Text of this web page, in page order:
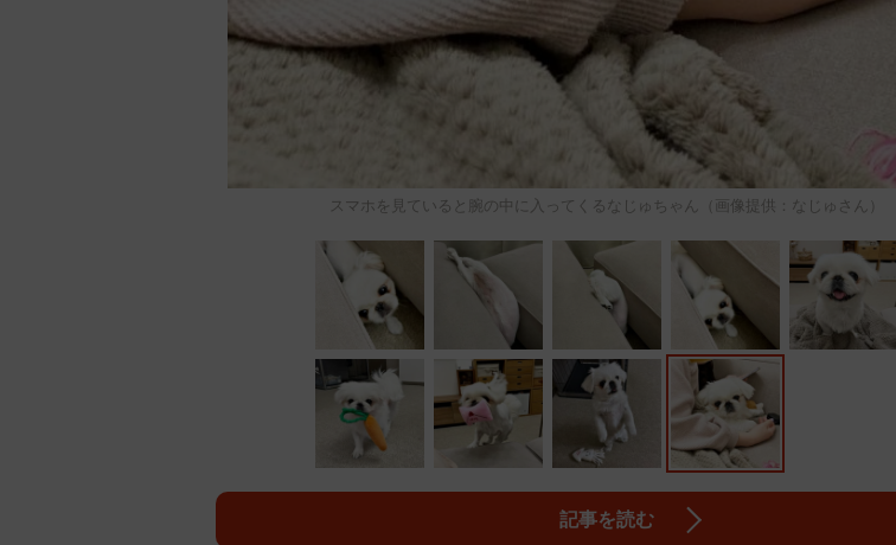
スマホを見ていると腕の中に入ってくるなじゅちゃん（画像提供：なじゅさん）
記事を読む